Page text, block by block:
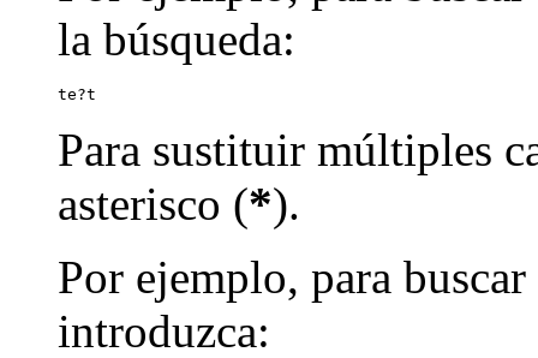
la búsqueda:
te?t
Para sustituir múltiples
asterisco (*).
Por ejemplo, para
introduzca: